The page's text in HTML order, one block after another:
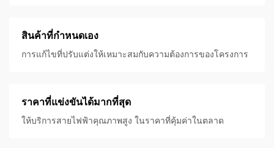
สินค้าที่กําหนดเอง
การแก้ไขที่ปรับแต่งให้เหมาะสมกับความต้องการของโครงการ
ราคาที่แข่งขันได้มากที่สุด
ให้บริการสายไฟฟ้าคุณภาพสูง ในราคาที่คุ้มค่าในตลาด